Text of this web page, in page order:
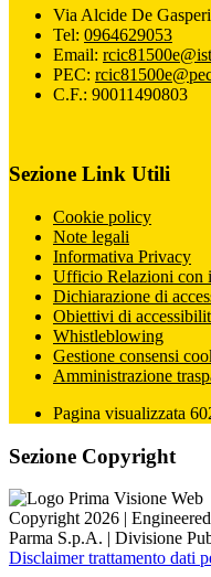
Via Alcide De
Tel: 0964629053
Email:
PEC:
C.F.: 90011490803
Sezione Link Utili
Cookie policy
Note legali
Informativa Privacy
Ufficio Relazioni con
Dichiarazione di
Obiettivi di
Whistleblowing
Gestione consensi
Amministrazione
Pagina visualizzata
Sezione Copyright
Copyright 2026 |
Parma S.p.A. | Divisione
Disclaimer trattamento dati